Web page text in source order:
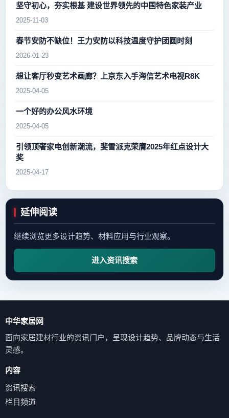
坚守初心，夯实根基 建设世界领先的中国特色家装产业
2025-11-03
春节安防不缺位！王力安防以科技温度守护团圆时刻
2026-01-23
想让客厅秒变艺术画廊？上京东入手海信艺术电视R8K
2025-04-05
一个好的办公风水环境
2025-04-05
引领顶奢家电创新潮流，斐雪派克荣膺2025年红点设计大
奖
2025-04-17
延伸阅读
继续浏览更多设计趋势、材料应用与行业观察。
进入资讯搜索
中华家居网
面向家居建材行业的资讯门户，呈现设计趋势、品牌动态与生活
灵感。
内容
资讯搜索
栏目频道